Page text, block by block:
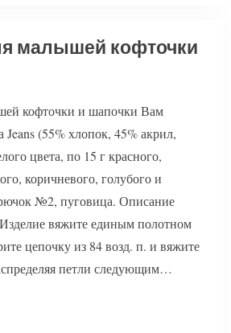
малышей кофточки
кофточки и шапочки Вам
Jeans (55% хлопок, 45% акрил,
цвета, по 15 г красного,
коричневого, голубого и
№2, пуговица. Описание
вяжите единым полотном
цепочку из 84 возд. п. и вяжите
петли следующим…